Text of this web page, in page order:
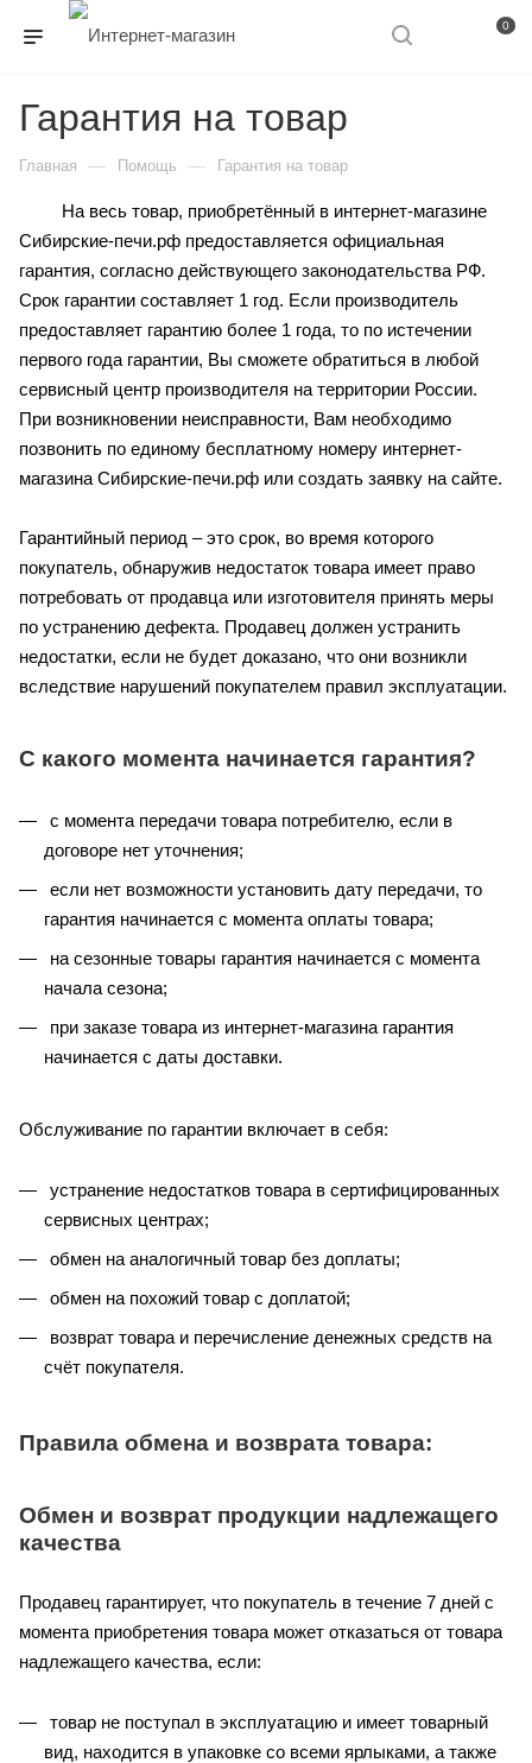
0
Гарантия на товар
Главная — Помощь — Гарантия на товар
На весь товар, приобретённый в интернет-магазине
Сибирские-печи.рф предоставляется официальная
гарантия, согласно действующего законодательства РФ.
Срок гарантии составляет 1 год. Если производитель
предоставляет гарантию более 1 года, то по истечении
первого года гарантии, Вы сможете обратиться в любой
сервисный центр производителя на территории России.
При возникновении неисправности, Вам необходимо
позвонить по единому бесплатному номеру интернет-
магазина Сибирские-печи.рф или создать заявку на сайте.
Гарантийный период – это срок, во время которого
покупатель, обнаружив недостаток товара имеет право
потребовать от продавца или изготовителя принять меры
по устранению дефекта. Продавец должен устранить
недостатки, если не будет доказано, что они возникли
вследствие нарушений покупателем правил эксплуатации.
С какого момента начинается гарантия?
с момента передачи товара потребителю, если в
договоре нет уточнения;
если нет возможности установить дату передачи, то
гарантия начинается с момента оплаты товара;
на сезонные товары гарантия начинается с момента
начала сезона;
при заказе товара из интернет-магазина гарантия
начинается с даты доставки.
Обслуживание по гарантии включает в себя:
устранение недостатков товара в сертифицированных
сервисных центрах;
обмен на аналогичный товар без доплаты;
обмен на похожий товар с доплатой;
возврат товара и перечисление денежных средств на
счёт покупателя.
Правила обмена и возврата товара:
Обмен и возврат продукции надлежащего
качества
Продавец гарантирует, что покупатель в течение 7 дней с
момента приобретения товара может отказаться от товара
надлежащего качества, если:
товар не поступал в эксплуатацию и имеет товарный
вид, находится в упаковке со всеми ярлыками, а также